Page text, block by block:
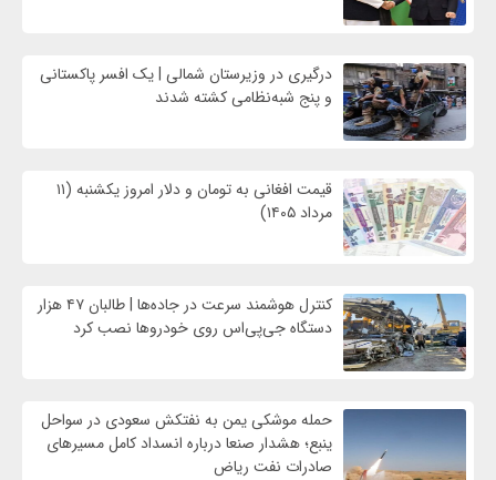
درگیری در وزیرستان شمالی | یک افسر پاکستانی
و پنج شبه‌نظامی کشته شدند
قیمت افغانی به تومان و دلار امروز یکشنبه (۱۱
مرداد ۱۴۰۵)
کنترل هوشمند سرعت در جاده‌ها | طالبان ۴۷ هزار
دستگاه جی‌پی‌اس روی خودروها نصب کرد
حمله موشکی یمن به نفتکش سعودی در سواحل
ینبع؛ هشدار صنعا درباره انسداد کامل مسیرهای
صادرات نفت ریاض